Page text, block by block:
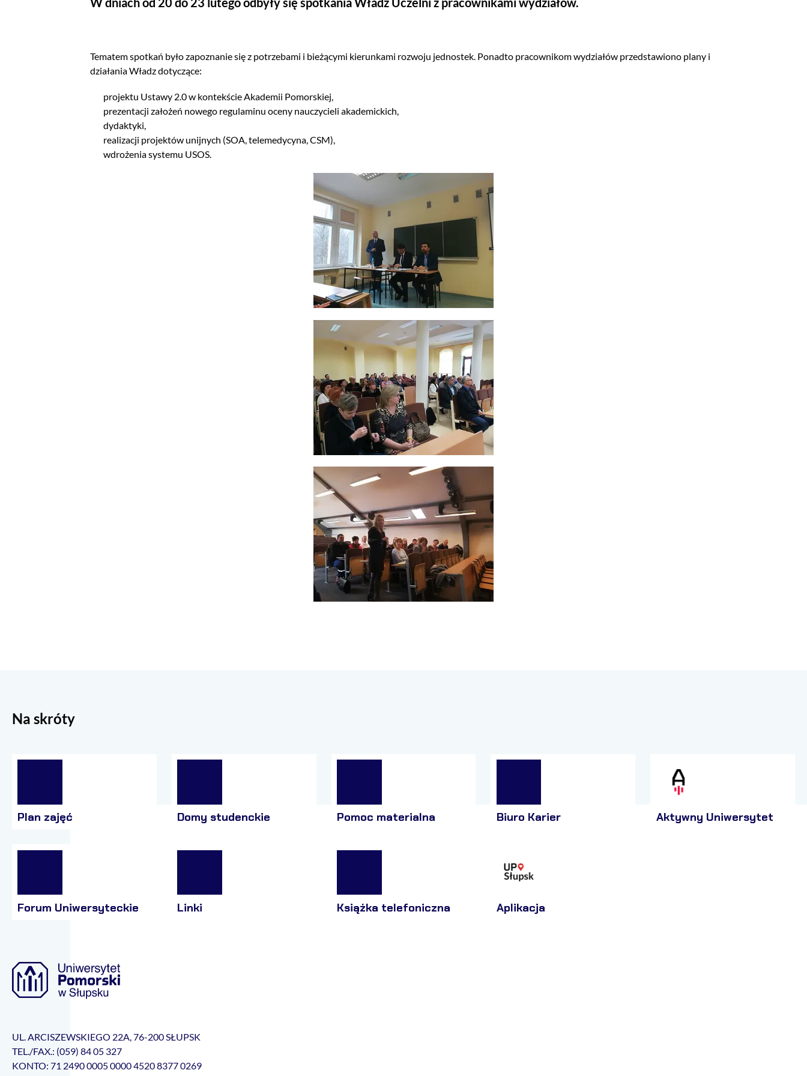
Tematem spotkań było zapoznanie się z potrzebami i bieżącymi kierunkami rozwoju jednostek. Ponadto pracownikom wydziałów przedstawiono plany i
działania Władz dotyczące:
projektu Ustawy 2.0 w kontekście Akademii Pomorskiej,
prezentacji założeń nowego regulaminu oceny nauczycieli akademickich,
dydaktyki,
realizacji projektów unijnych (SOA, telemedycyna, CSM),
wdrożenia systemu USOS.
Na skróty
Plan zajęć Domy studenckie Pomoc materialna Biuro Karier Aktywny Uniwersytet
Forum Uniwersyteckie Linki Książka telefoniczna Aplikacja
UL. ARCISZEWSKIEGO 22A, 76-200 SŁUPSK
TEL./FAX.: (059) 84 05 327
KONTO: 71 2490 0005 0000 4520 8377 0269